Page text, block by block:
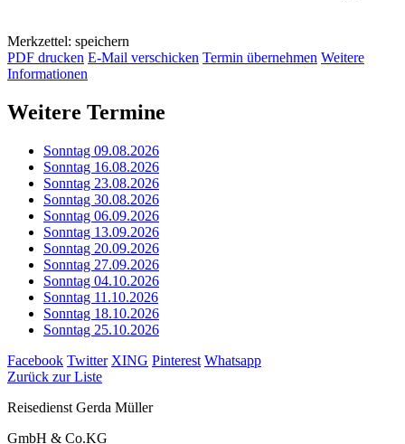
Merkzettel: speichern
PDF drucken E-Mail verschicken Termin übernehmen Weitere
Informationen
Weitere Termine
Sonntag 09.08.2026
Sonntag 16.08.2026
Sonntag 23.08.2026
Sonntag 30.08.2026
Sonntag 06.09.2026
Sonntag 13.09.2026
Sonntag 20.09.2026
Sonntag 27.09.2026
Sonntag 04.10.2026
Sonntag 11.10.2026
Sonntag 18.10.2026
Sonntag 25.10.2026
Facebook Twitter XING Pinterest Whatsapp
Zurück zur Liste
Reisedienst Gerda Müller
GmbH & Co.KG